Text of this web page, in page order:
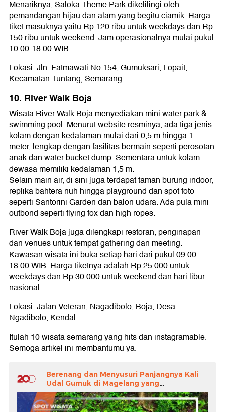
Menariknya, Saloka Theme Park dikelilingi oleh
pemandangan hijau dan alam yang begitu ciamik. Harga
tiket masuknya yaitu Rp 120 ribu untuk weekdays dan Rp
150 ribu untuk weekend. Jam operasionalnya mulai pukul
10.00-18.00 WIB.
Lokasi: Jln. Fatmawati No.154, Gumuksari, Lopait,
Kecamatan Tuntang, Semarang.
10. River Walk Boja
Wisata River Walk Boja menyediakan mini water park &
swimming pool. Menurut website resminya, ada tiga jenis
kolam dengan kedalaman mulai dari 0,5 m hingga 1
meter, lengkap dengan fasilitas bermain seperti perosotan
anak dan water bucket dump. Sementara untuk kolam
dewasa memiliki kedalaman 1,5 m.
Selain main air, di sini juga terdapat taman burung indoor,
replika bahtera nuh hingga playground dan spot foto
seperti Santorini Garden dan balon udara. Ada pula mini
outbond seperti flying fox dan high ropes.
River Walk Boja juga dilengkapi restoran, penginapan
dan venues untuk tempat gathering dan meeting.
Kawasan wisata ini buka setiap hari dari pukul 09.00-
18.00 WIB. Harga tiketnya adalah Rp 25.000 untuk
weekdays dan Rp 30.000 untuk weekend dan hari libur
nasional.
Lokasi: Jalan Veteran, Nagadibolo, Boja, Desa
Ngadibolo, Kendal.
Itulah 10 wisata semarang yang hits dan instagramable.
Semoga artikel ini membantumu ya.
Berenang dan Menyusuri Panjangnya Kali
Udal Gumuk di Magelang yang
Menakjubkan